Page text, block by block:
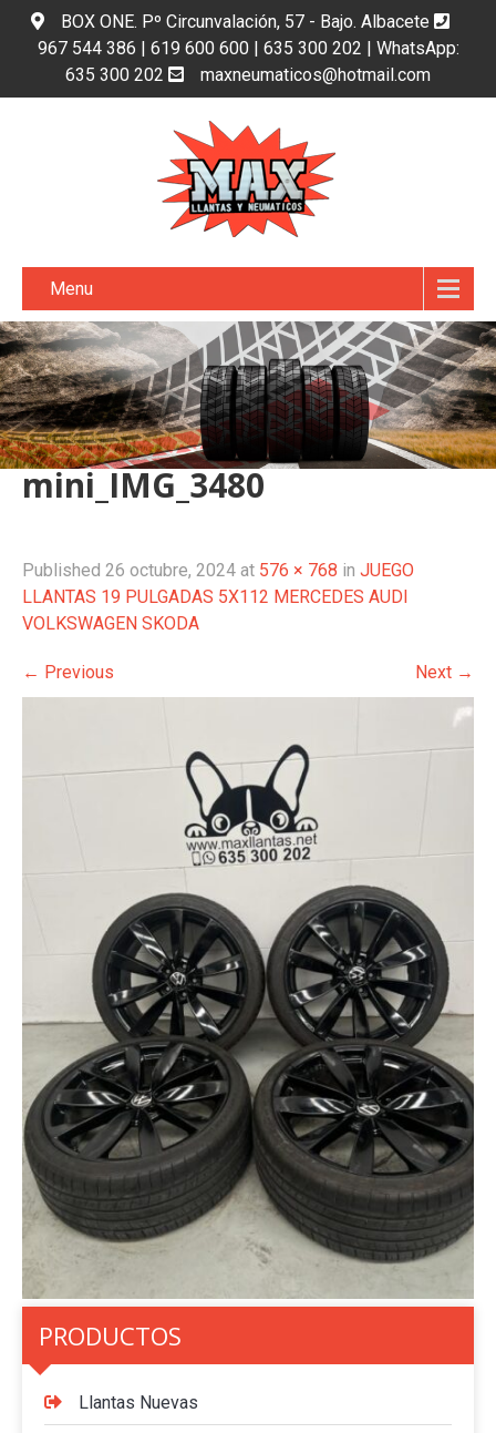
BOX ONE. Pº Circunvalación, 57 - Bajo. Albacete
967 544 386 | 619 600 600 | 635 300 202 | WhatsApp:
635 300 202
maxneumaticos@hotmail.com
Menu
mini_IMG_3480
Published 26 octubre, 2024 at 576 × 768 in JUEGO
LLANTAS 19 PULGADAS 5X112 MERCEDES AUDI
VOLKSWAGEN SKODA
← Previous Next →
PRODUCTOS
Llantas Nuevas